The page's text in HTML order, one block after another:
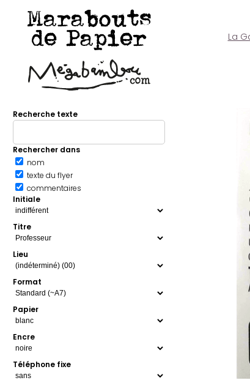
Marabouts
de Papier
Recherche texte
Rechercher dans
nom
texte du flyer
commentaires
Initiale
Titre
Lieu
Format
Papier
Encre
Téléphone fixe
La